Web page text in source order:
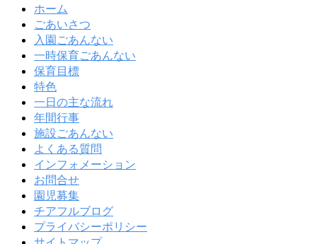
ホーム
ごあいさつ
入園ごあんない
一時保育ごあんない
保育目標
特色
一日の主な流れ
年間行事
施設ごあんない
よくある質問
インフォメーション
お問合せ
園児募集
チアフルブログ
プライバシーポリシー